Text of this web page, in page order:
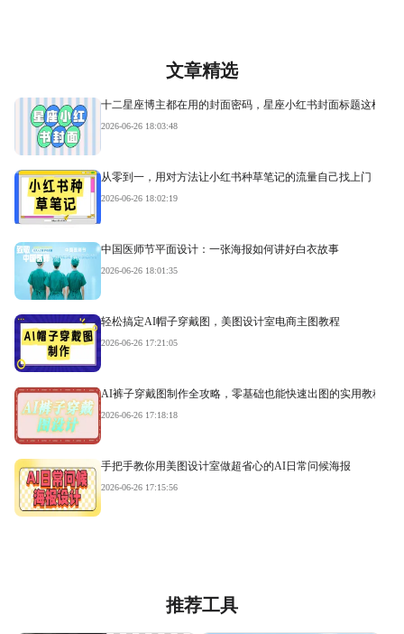
文章精选
十二星座博主都在用的封面密码，星座小红书封面标题这样写
2026-06-26 18:03:48
从零到一，用对方法让小红书种草笔记的流量自己找上门
2026-06-26 18:02:19
中国医师节平面设计：一张海报如何讲好白衣故事
2026-06-26 18:01:35
轻松搞定AI帽子穿戴图，美图设计室电商主图教程
2026-06-26 17:21:05
AI裤子穿戴图制作全攻略，零基础也能快速出图的实用教程
2026-06-26 17:18:18
手把手教你用美图设计室做超省心的AI日常问候海报
2026-06-26 17:15:56
推荐工具